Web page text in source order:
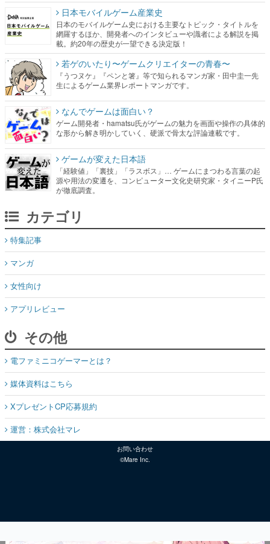
日本モバイルゲーム産業史
日本のモバイルゲーム史における主要なトピック・タイトルを
網羅するほか、開発者へのインタビューや識者による解説を掲
載。約20年の歴史が一望できる決定版！
若ゲのいたり〜ゲームクリエイターの青春〜
『うつヌケ』『ペンと箸』等で知られるマンガ家・田中圭一先
生によるゲーム業界レポートマンガです。
なんでゲームは面白い？
ゲーム開発者・hamatsu氏がゲームの魅力を画面や操作の具体的
な形から解き明かしていく、硬派で骨太な評論連載です。
ゲームが変えた日本語
「経験値」「裏技」「ラスボス」… ゲームにまつわる言葉の起
源や用法の変遷を、コンピューター文化史研究家・タイニーP氏
が徹底調査。
カテゴリ
特集記事
マンガ
女性向け
アプリレビュー
その他
電ファミニコゲーマーとは？
媒体資料はこちら
XプレゼントCP応募規約
運営：株式会社マレ
お問い合わせ
©Mare Inc.